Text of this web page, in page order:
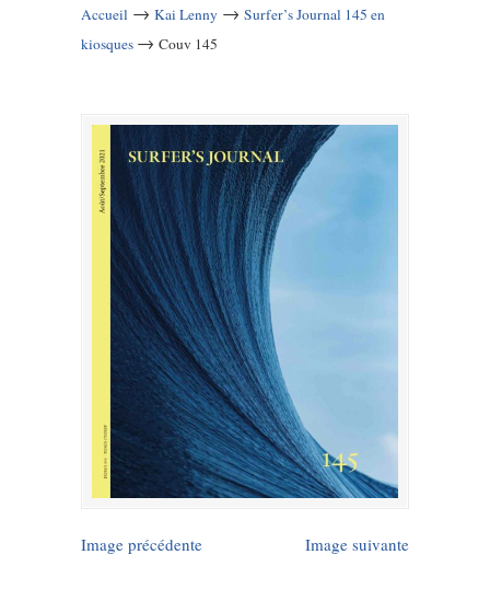
Accueil → Kai Lenny → Surfer’s Journal 145 en
kiosques → Couv 145
Image précédente Image suivante